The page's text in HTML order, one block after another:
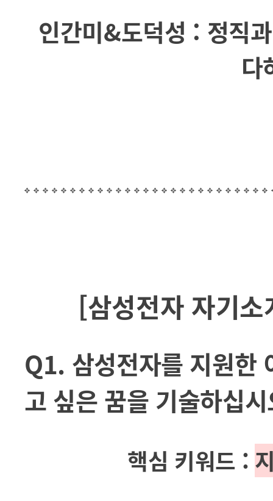
인간미&도덕성 : 정직
다
[삼성전자 자기
Q1. 삼성전자를 지원한
고 싶은 꿈을 기술하십
핵심 키워드 :